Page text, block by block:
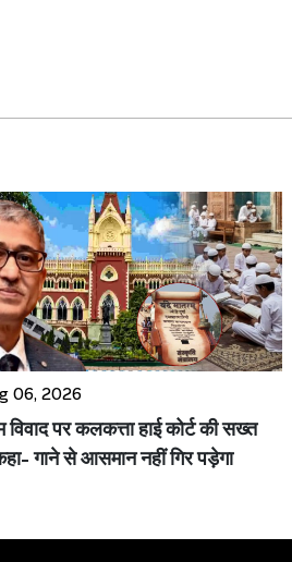
06, 2026
विवाद पर कलकत्ता हाई कोर्ट की सख्त
गाने से आसमान नहीं गिर पड़ेगा